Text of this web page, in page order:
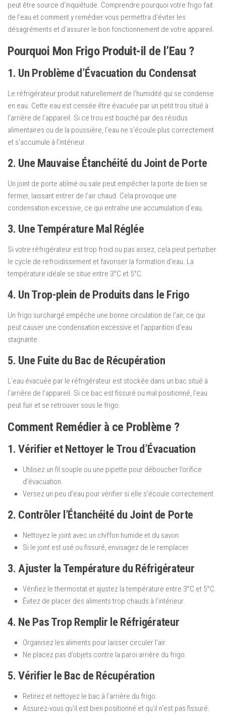
peut être source d’inquiétude. Comprendre pourquoi votre frigo fait
de l’eau et comment y remédier vous permettra d’éviter les
désagréments et d’assurer le bon fonctionnement de votre appareil.
Pourquoi Mon Frigo Produit-il de l’Eau ?
1. Un Problème d’Évacuation du Condensat
Le réfrigérateur produit naturellement de l’humidité qui se condense
en eau. Cette eau est censée être évacuée par un petit trou situé à
l’arrière de l’appareil. Si ce trou est bouché par des résidus
alimentaires ou de la poussière, l’eau ne s’écoule plus correctement
et s’accumule à l’intérieur.
2. Une Mauvaise Étanchéité du Joint de Porte
Un joint de porte abîmé ou sale peut empêcher la porte de bien se
fermer, laissant entrer de l’air chaud. Cela provoque une
condensation excessive, ce qui entraîne une accumulation d’eau.
3. Une Température Mal Réglée
Si votre réfrigérateur est trop froid ou pas assez, cela peut perturber
le cycle de refroidissement et favoriser la formation d’eau. La
température idéale se situe entre 3°C et 5°C.
4. Un Trop-plein de Produits dans le Frigo
Un frigo surchargé empêche une bonne circulation de l’air, ce qui
peut causer une condensation excessive et l’apparition d’eau
stagnante.
5. Une Fuite du Bac de Récupération
L’eau évacuée par le réfrigérateur est stockée dans un bac situé à
l’arrière de l’appareil. Si ce bac est fissuré ou mal positionné, l’eau
peut fuir et se retrouver sous le frigo.
Comment Remédier à ce Problème ?
1. Vérifier et Nettoyer le Trou d’Évacuation
Utilisez un fil souple ou une pipette pour déboucher l’orifice
d’évacuation.
Versez un peu d’eau pour vérifier si elle s’écoule correctement.
2. Contrôler l’Étanchéité du Joint de Porte
Nettoyez le joint avec un chiffon humide et du savon.
Si le joint est usé ou fissuré, envisagez de le remplacer.
3. Ajuster la Température du Réfrigérateur
Vérifiez le thermostat et ajustez la température entre 3°C et 5°C.
Évitez de placer des aliments trop chauds à l’intérieur.
4. Ne Pas Trop Remplir le Réfrigérateur
Organisez les aliments pour laisser circuler l’air.
Ne placez pas d’objets contre la paroi arrière du frigo.
5. Vérifier le Bac de Récupération
Retirez et nettoyez le bac à l’arrière du frigo.
Assurez-vous qu’il est bien positionné et qu’il n’est pas fissuré.